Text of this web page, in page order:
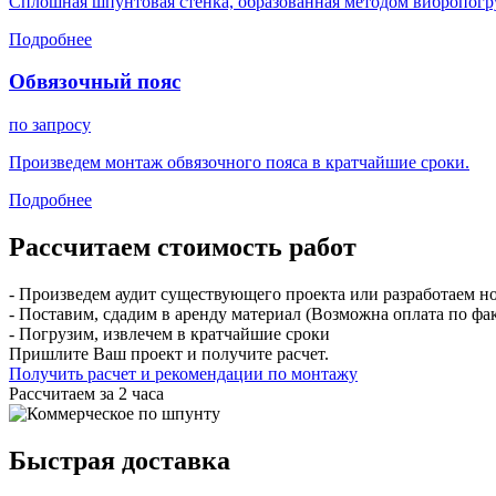
Подробнее
Обвязочный пояс
по запросу
Произведем монтаж обвязочного пояса в кратчайшие сроки.
Подробнее
Рассчитаем стоимость работ
- Произведем аудит существующего проекта или разработаем
- Поставим, сдадим в аренду материал (Возможна оплата по
- Погрузим, извлечем в кратчайшие сроки
Пришлите Ваш проект и получите расчет.
Получить расчет и рекомендации по монтажу
Рассчитаем за 2 часа
Быстрая доставка